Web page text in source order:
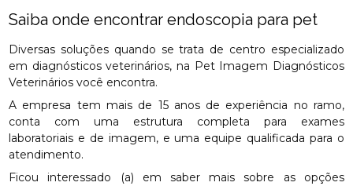
Saiba onde encontrar endoscopia para pet
Diversas soluções quando se trata de centro especializado
em diagnósticos veterinários, na Pet Imagem Diagnósticos
Veterinários você encontra.
A empresa tem mais de 15 anos de experiência no ramo,
conta com uma estrutura completa para exames
laboratoriais e de imagem, e uma equipe qualificada para o
atendimento.
Ficou interessado (a) em saber mais sobre as opções